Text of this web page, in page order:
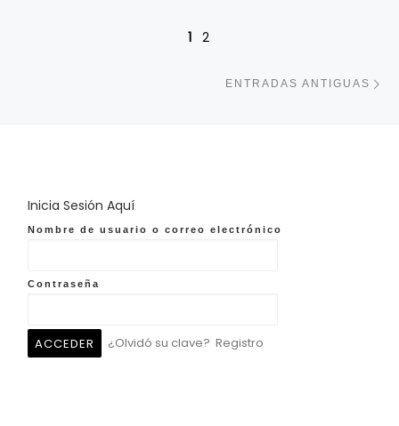
1 2
ENTRADAS ANTIGUAS
Inicia Sesión Aquí
Nombre de usuario o correo electrónico
Contraseña
¿Olvidó su clave? Registro